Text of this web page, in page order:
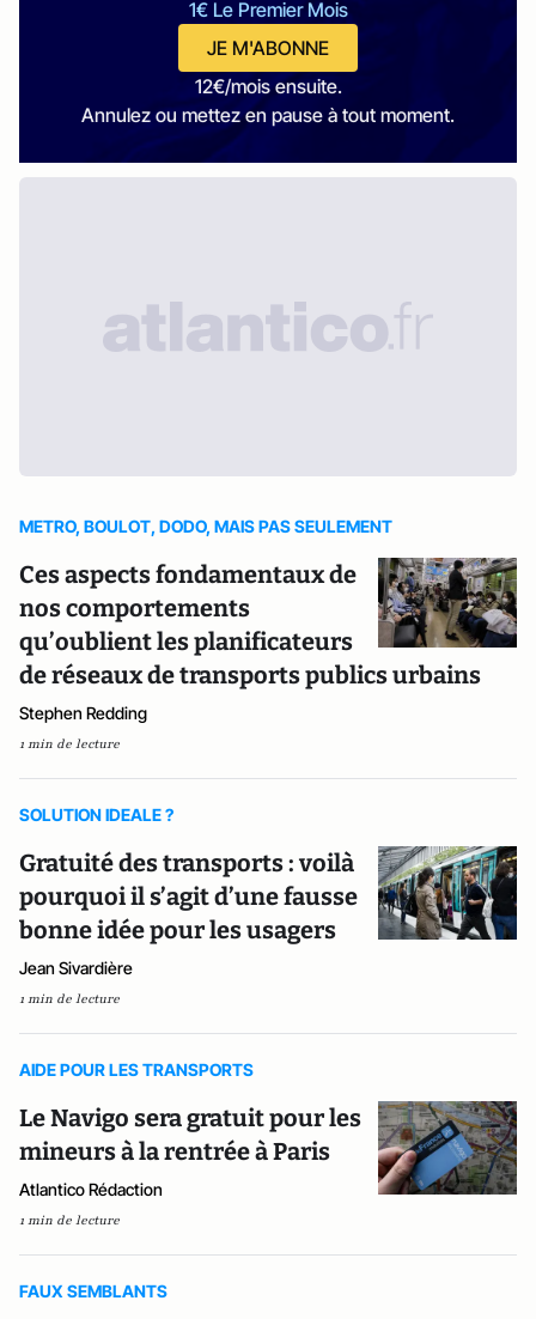
1€ Le Premier Mois
JE M'ABONNE
12€/mois ensuite.
Annulez ou mettez en pause à tout moment.
METRO, BOULOT, DODO, MAIS PAS SEULEMENT
Ces aspects fondamentaux de
nos comportements
qu’oublient les planificateurs
de réseaux de transports publics urbains
Stephen Redding
1 min de lecture
SOLUTION IDEALE ?
Gratuité des transports : voilà
pourquoi il s’agit d’une fausse
bonne idée pour les usagers
Jean Sivardière
1 min de lecture
AIDE POUR LES TRANSPORTS
Le Navigo sera gratuit pour les
mineurs à la rentrée à Paris
Atlantico Rédaction
1 min de lecture
FAUX SEMBLANTS